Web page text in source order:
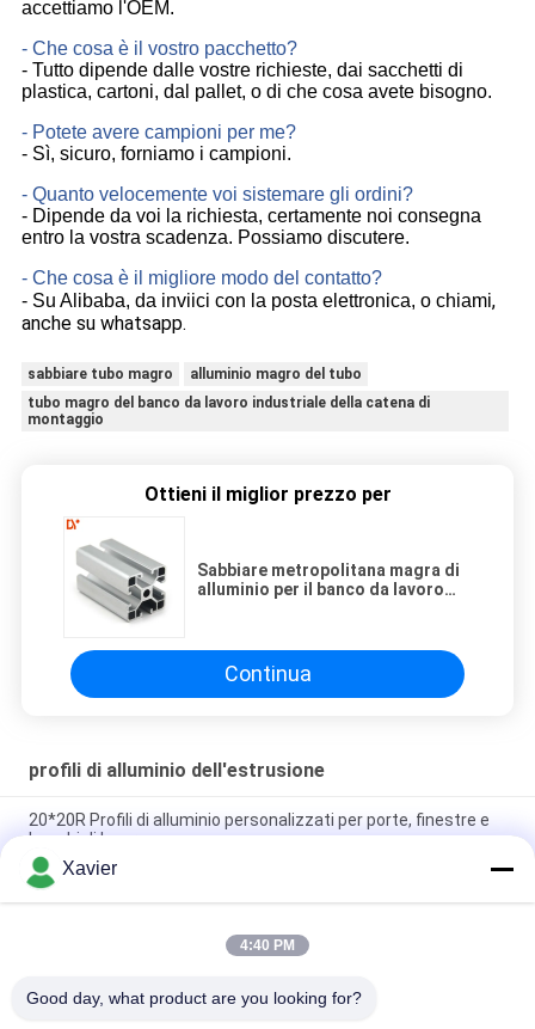
accettiamo l'OEM.
- Che cosa è il vostro pacchetto?
- Tutto dipende dalle vostre richieste, dai sacchetti di
plastica, cartoni, dal pallet, o di che cosa avete bisogno.
- Potete avere campioni per me?
- Sì, sicuro, forniamo i campioni.
- Quanto velocemente voi sistemare gli ordini?
- Dipende da voi la richiesta, certamente noi consegna
entro la vostra scadenza. Possiamo discutere.
- Che cosa è il migliore modo del contatto?
- Su Alibaba, da inviici con la posta elettronica, o chiami,
anche su whatsapp.
sabbiare tubo magro
alluminio magro del tubo
tubo magro del banco da lavoro industriale della catena di
montaggio
Ottieni il miglior prezzo per
Sabbiare metropolitana magra di
alluminio per il banco da lavoro
Continua
profili di alluminio dell'estrusione
20*20R Profili di alluminio personalizzati per porte, finestre e
banchi di lavoro
La lega seziona i profili di alluminio dell'estrusione della
scanalatura 6063 di T 8080 4040 serie
6063-t5 il quadrato T scanala un grande profilo di alluminio dei
Xavier
4:40 PM
Good day, what product are you looking for?